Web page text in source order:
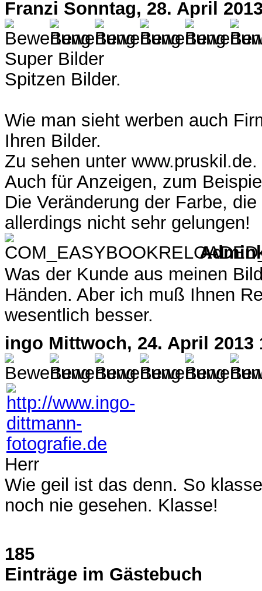
Franzi Sonntag, 28. April
Super Bilder
Spitzen Bilder.
Wie man sieht werben auch
Ihren Bilder.
Zu sehen unter www.pruskil.de.
Auch für Anzeigen, zum
Die Veränderung der Farbe,
allerdings nicht sehr gelungen!
Was der Kunde aus meinen
Händen. Aber ich muß Ihnen
wesentlich besser.
ingo Mittwoch, 24. April 2013
Herr
Wie geil ist das denn. So
noch nie gesehen. Klasse!
185
Einträge im Gästebuch